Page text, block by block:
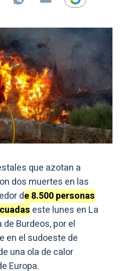
que azotan a
dos muertes en las
de 8.500 personas
este lunes en La
Burdeos, por el
en el sudoeste de
una ola de calor
Europa.